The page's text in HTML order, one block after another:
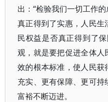
出：“检验我们一切工作
真正得到了实惠，人民生
民权益是否真正得到了
观，就是要把促进全体
效的根本标准，使人民
充实、更有保障、更可
富裕不断迈进。